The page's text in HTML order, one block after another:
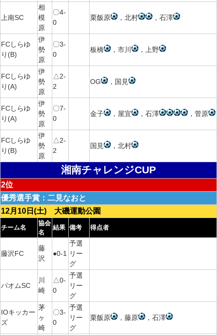
上南SC
相
模
原
〇4-
0
栗飯原 ，北村 ，石澤
FCしらゆ
り(B)
伊
勢
原
〇3-
0
板橋 ，市川 ，上野
FCしらゆ
り(A)
伊
勢
原
△2-
2
OG ，国見
FCしらゆ
り(A)
伊
勢
原
〇7-
0
金子 ，屋宜 ，石澤 ，菅原
FCしらゆ
り(B)
伊
勢
原
△2-
2
国見 ，北村
湘南チャレンジCUP
2位
優秀選手賞：二見なおと
12月10日(土) 大磯運動公園
チーム名
協会
名
結果 備考 得点者
藤沢FC
藤
沢
●0-1
予選
リー
グ
バオムSC
川
崎
△0-
0
予選
リー
グ
IOキッカー
ズ
茅
ヶ
崎
〇3-
0
予選
リー
グ
栗飯原 ，藤原 ，石澤